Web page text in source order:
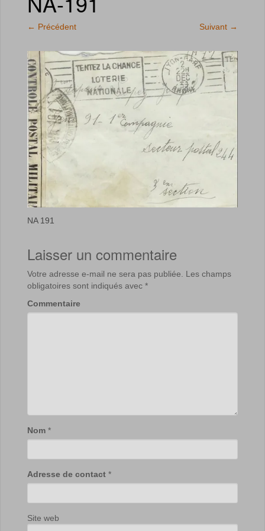
← Précédent Suivant →
NA 191
Laisser un commentaire
Votre adresse e-mail ne sera pas publiée.
Les champs
obligatoires sont indiqués avec *
Commentaire
Nom *
Adresse de contact *
Site web